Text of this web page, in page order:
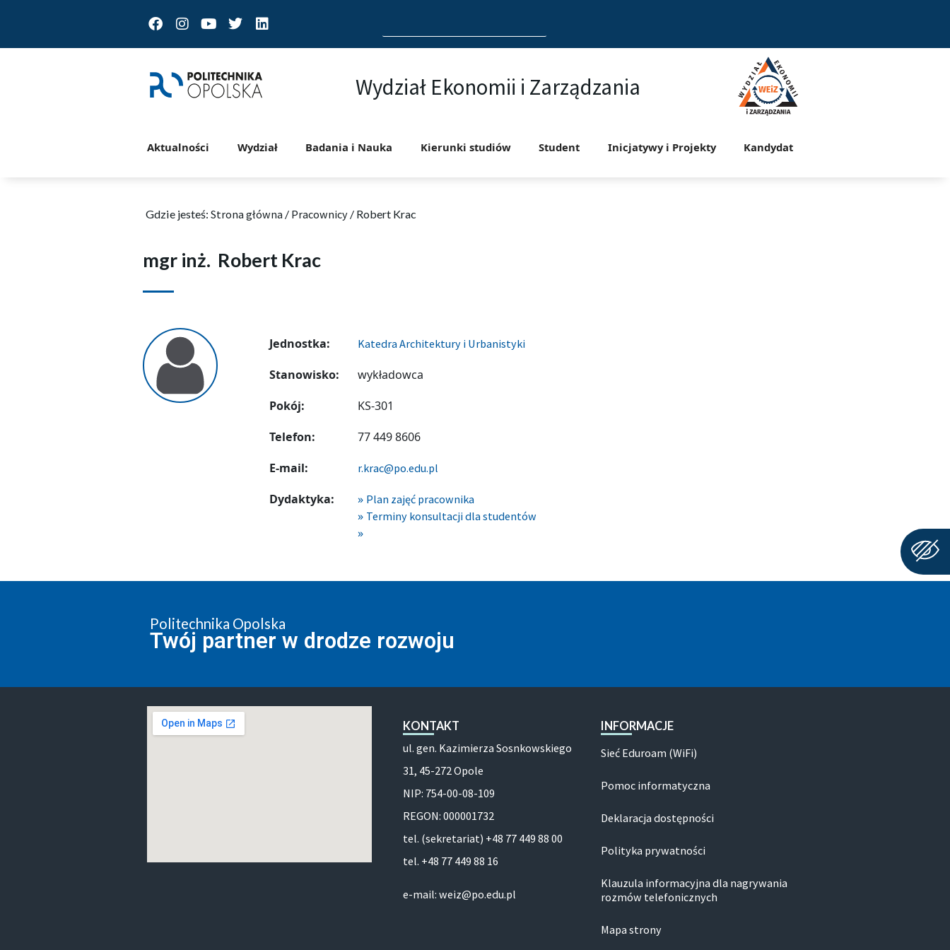
FacebookInstagram
Youtube
TwitterLinkedin
for:
Wydział Ekonomii i Zarządzania
Aktualności Wydział Badania i Nauka Kierunki studiów Student Inicjatywy i Projekty Kandydat
Gdzie jesteś: Strona główna / Pracownicy/ Robert Krac
mgr inż. Robert Krac
Jednostka: Katedra Architektury i Urbanistyki
Stanowisko:
wykładowca
Pokój:
KS-301
Telefon:
77 449 8606
E-mail:
r.krac@po.edu.pl
Dydaktyka:
Plan zajęć pracownika
Terminy konsultacji dla studentów
Politechnika Opolska
Twój partner w drodze rozwoju
KONTAKT
ul. gen. Kazimierza Sosnkowskiego
31, 45-272 Opole
NIP: 754-00-08-109
REGON: 000001732
tel. (sekretariat) +48 77 449 88 00
tel. +48 77 449 88 16
e-mail: weiz@po.edu.pl
INFORMACJE
Sieć Eduroam (WiFi)
Pomoc informatyczna
Deklaracja dostępności
Polityka prywatności
Klauzula informacyjna dla nagrywania
rozmów telefonicznych
Mapa strony